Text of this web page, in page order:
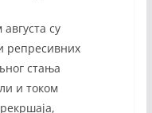
су
репресивних
стања
и током